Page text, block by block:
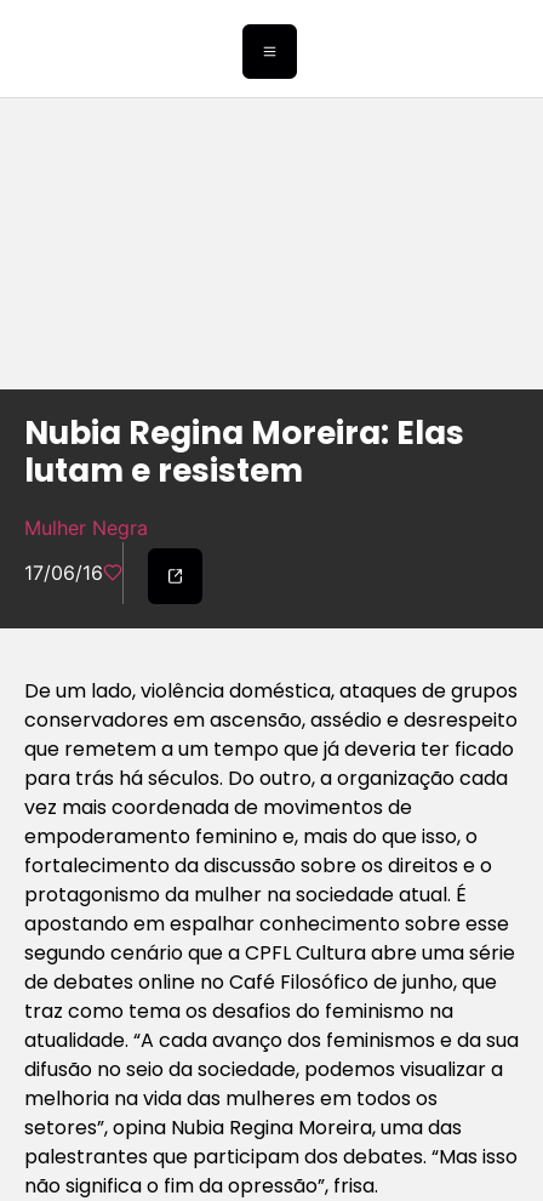
Nubia Regina Moreira: Elas
lutam e resistem
Mulher Negra
17/06/16
De um lado, violência doméstica, ataques de grupos
conservadores em ascensão, assédio e desrespeito
que remetem a um tempo que já deveria ter ficado
para trás há séculos. Do outro, a organização cada
vez mais coordenada de movimentos de
empoderamento feminino e, mais do que isso, o
fortalecimento da discussão sobre os direitos e o
protagonismo da mulher na sociedade atual. É
apostando em espalhar conhecimento sobre esse
segundo cenário que a CPFL Cultura abre uma série
de debates online no Café Filosófico de junho, que
traz como tema os desafios do feminismo na
atualidade. “A cada avanço dos feminismos e da sua
difusão no seio da sociedade, podemos visualizar a
melhoria na vida das mulheres em todos os
setores”, opina Nubia Regina Moreira, uma das
palestrantes que participam dos debates. “Mas isso
não significa o fim da opressão”, frisa.